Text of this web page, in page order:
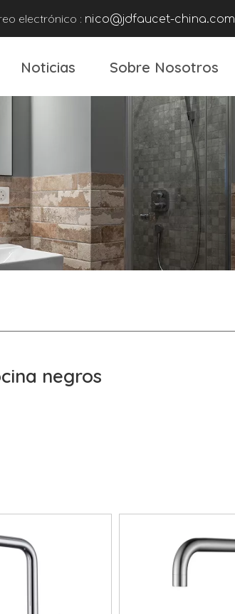
electrónico : nico@jdfaucet-china.com
Noticias Sobre Nosotros
negros